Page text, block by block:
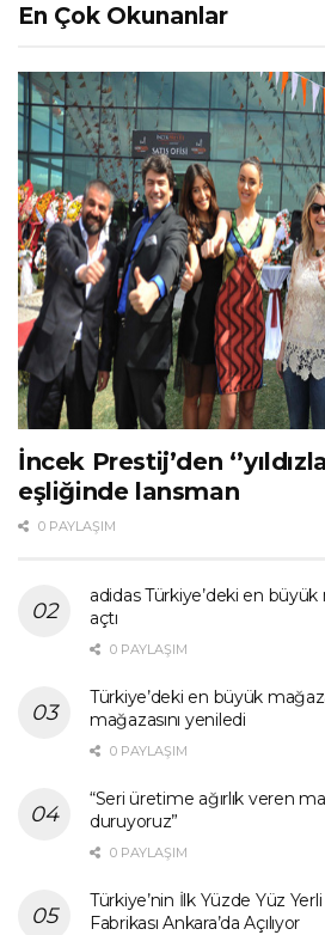
En Çok Okunanlar
İncek Prestij’den
eşliğinde lansman
0 PAYLAŞIM
adidas Türkiye’deki en büyük
açtı
0 PAYLAŞIM
Türkiye’deki en büyük
mağazasını yeniledi
0 PAYLAŞIM
“Seri üretime ağırlık veren
duruyoruz”
0 PAYLAŞIM
Türkiye’nin İlk Yüzde Yüz
Fabrikası Ankara’da Açılıyor